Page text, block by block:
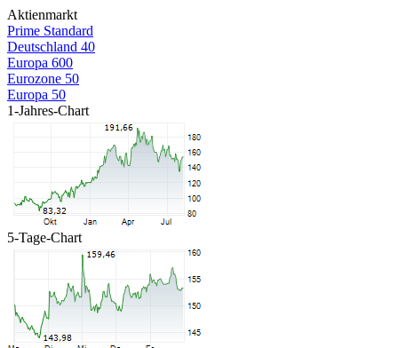
Aktienmarkt
Prime Standard
Deutschland 40
Europa 600
Eurozone 50
Europa 50
1-Jahres-Chart
5-Tage-Chart